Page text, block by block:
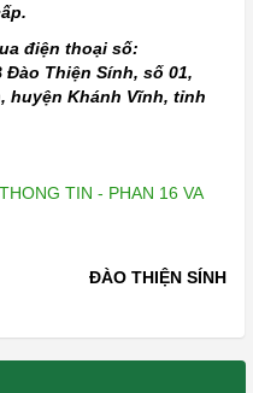
điện thoại số:
Đào Thiện Sính, số 01,
huyện Khánh Vĩnh, tỉnh
TIN - PHAN 16 VA
ĐÀO THIỆN SÍNH